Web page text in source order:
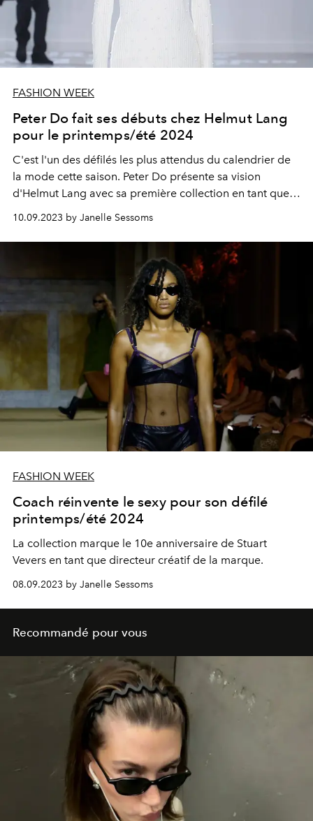
FASHION WEEK
Peter Do fait ses débuts chez Helmut Lang
pour le printemps/été 2024
C'est l'un des défilés les plus attendus du calendrier de
la mode cette saison. Peter Do présente sa vision
d'Helmut Lang avec sa première collection en tant que
10.09.2023 by Janelle Sessoms
FASHION WEEK
Coach réinvente le sexy pour son défilé
printemps/été 2024
La collection marque le 10e anniversaire de Stuart
Vevers en tant que directeur créatif de la marque.
08.09.2023 by Janelle Sessoms
Recommandé pour vous